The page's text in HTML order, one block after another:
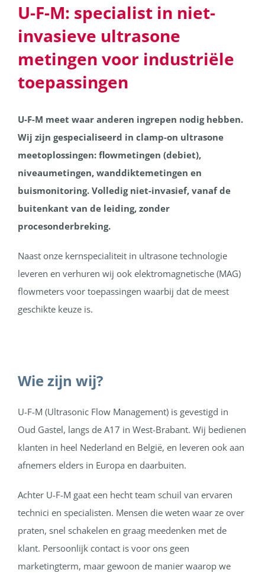
U-F-M: specialist in niet-
invasieve ultrasone
metingen voor industriële
toepassingen
U-F-M meet waar anderen ingrepen nodig hebben.
Wij zijn gespecialiseerd in clamp-on ultrasone
meetoplossingen: flowmetingen (debiet),
niveaumetingen, wanddiktemetingen en
buismonitoring. Volledig niet-invasief, vanaf de
buitenkant van de leiding, zonder
procesonderbreking.
Naast onze kernspecialiteit in ultrasone technologie
leveren en verhuren wij ook elektromagnetische (MAG)
flowmeters voor toepassingen waarbij dat de meest
geschikte keuze is.
Wie zijn wij?
U-F-M (Ultrasonic Flow Management) is gevestigd in
Oud Gastel, langs de A17 in West-Brabant. Wij bedienen
klanten in heel Nederland en België, en leveren ook aan
afnemers elders in Europa en daarbuiten.
Achter U-F-M gaat een hecht team schuil van ervaren
technici en specialisten. Mensen die weten waar ze over
praten, snel schakelen en graag meedenken met de
klant. Persoonlijk contact is voor ons geen
marketingterm, maar gewoon de manier waarop we